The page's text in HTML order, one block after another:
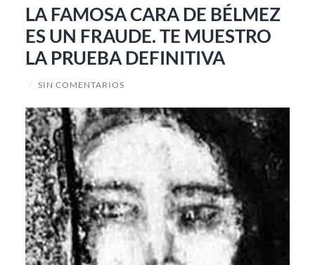
LA FAMOSA CARA DE BÉLMEZ
ES UN FRAUDE. TE MUESTRO
LA PRUEBA DEFINITIVA
/ SIN COMENTARIOS